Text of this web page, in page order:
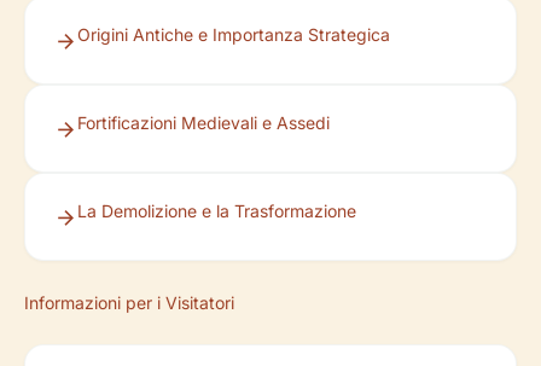
Origini Antiche e Importanza Strategica
Fortificazioni Medievali e Assedi
La Demolizione e la Trasformazione
Informazioni per i Visitatori